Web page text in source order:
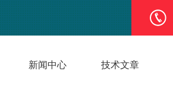
新闻中心 技术文章